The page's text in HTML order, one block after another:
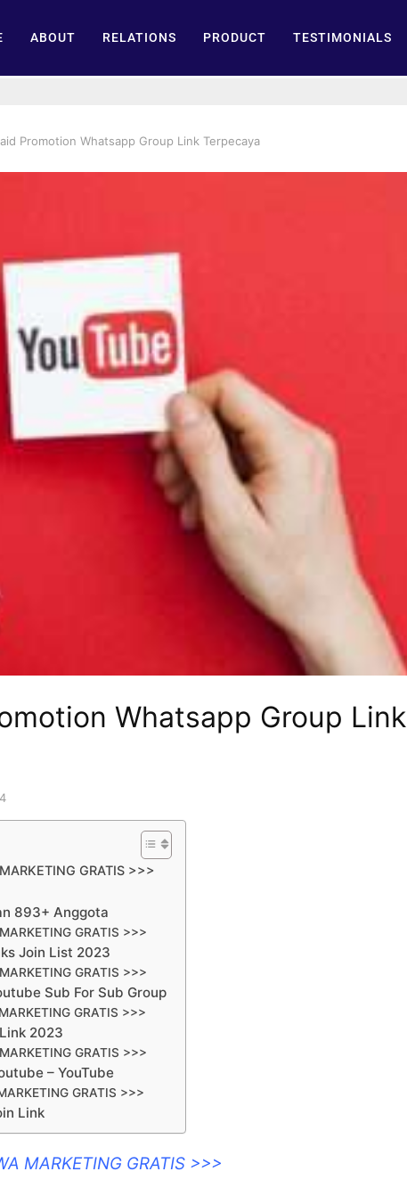
ABOUT RELATIONS PRODUCT TESTIMONIALS
Promotion Whatsapp Group Link Terpecaya
Whatsapp Group Link
GRATIS >>>
893+ Anggota
GRATIS >>>
Join List 2023
GRATIS >>>
Sub For Sub Group
GRATIS >>>
2023
GRATIS >>>
– YouTube
GRATIS >>>
Link
MARKETING GRATIS >>>